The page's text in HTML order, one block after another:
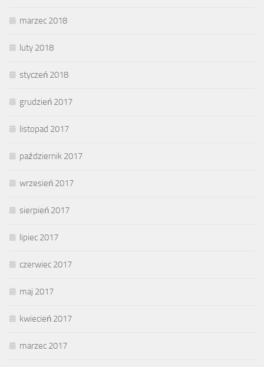
marzec 2018
luty 2018
styczeń 2018
grudzień 2017
listopad 2017
październik 2017
wrzesień 2017
sierpień 2017
lipiec 2017
czerwiec 2017
maj 2017
kwiecień 2017
marzec 2017